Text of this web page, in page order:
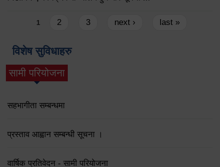
Pages
1 2 3 next › last »
विशेष सुविधाहरु
सामी परियोजना
(active tab)
सहभागीता सम्बन्धमा
प्रस्ताव आह्वान सम्बन्धी सूचना ।
वार्षिक प्रतिवेदन - सामी परियोजना